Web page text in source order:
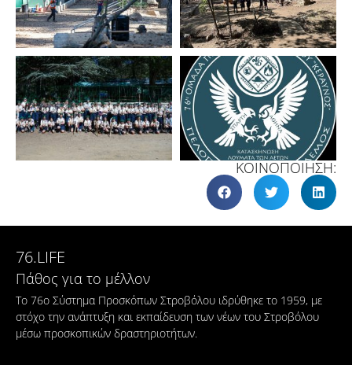
ΚΟΙΝΟΠΟΙΗΣΗ:
76.LIFE
Πάθος για το μέλλον
Το 76ο Σύστημα Προσκόπων Στροβόλου ιδρύθηκε το 1959, με
στόχο την ανάπτυξη και εκπαίδευση των νέων του Στροβόλου
μέσω προσκοπικών δραστηριοτήτων.